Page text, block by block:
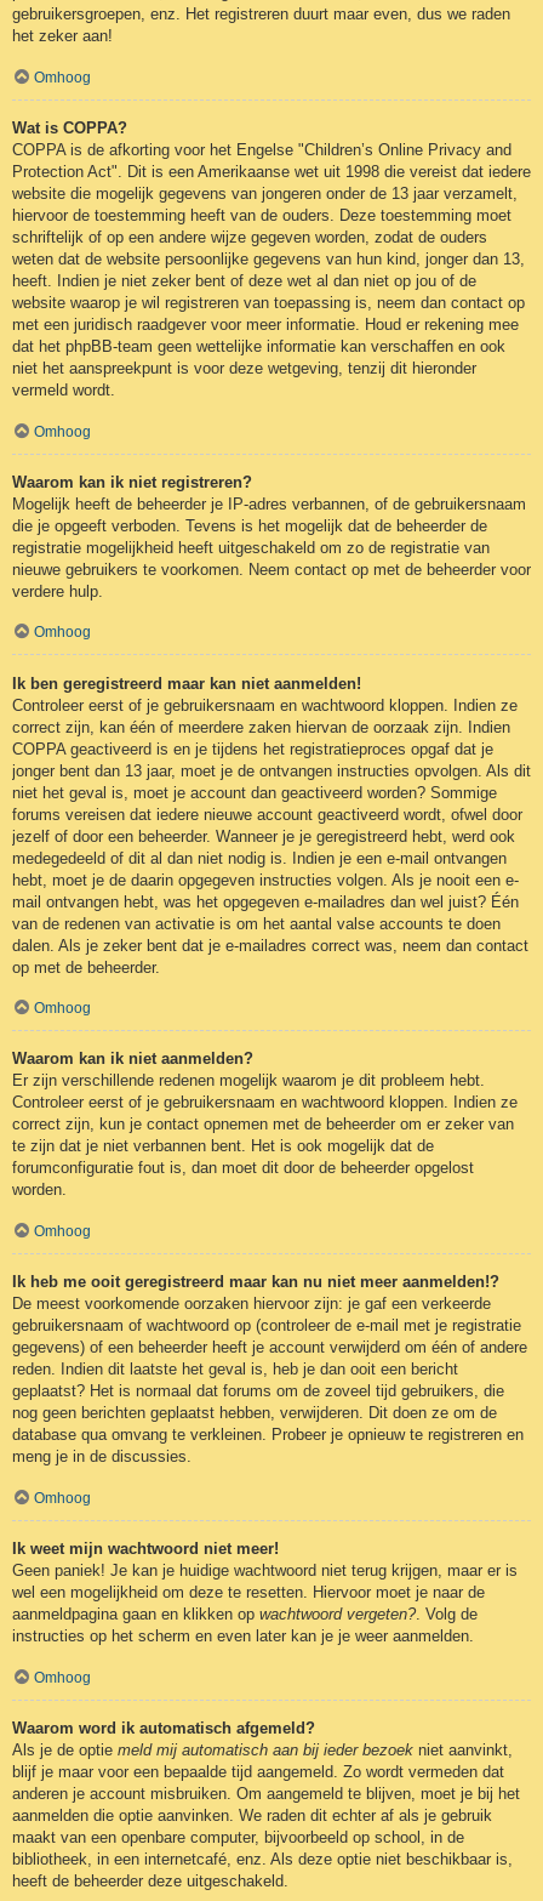
gebruikersgroepen, enz. Het registreren duurt maar even, dus we raden
het zeker aan!
Omhoog
Wat is COPPA?
COPPA is de afkorting voor het Engelse "Children’s Online Privacy and
Protection Act". Dit is een Amerikaanse wet uit 1998 die vereist dat iedere
website die mogelijk gegevens van jongeren onder de 13 jaar verzamelt,
hiervoor de toestemming heeft van de ouders. Deze toestemming moet
schriftelijk of op een andere wijze gegeven worden, zodat de ouders
weten dat de website persoonlijke gegevens van hun kind, jonger dan 13,
heeft. Indien je niet zeker bent of deze wet al dan niet op jou of de
website waarop je wil registreren van toepassing is, neem dan contact op
met een juridisch raadgever voor meer informatie. Houd er rekening mee
dat het phpBB-team geen wettelijke informatie kan verschaffen en ook
niet het aanspreekpunt is voor deze wetgeving, tenzij dit hieronder
vermeld wordt.
Omhoog
Waarom kan ik niet registreren?
Mogelijk heeft de beheerder je IP-adres verbannen, of de gebruikersnaam
die je opgeeft verboden. Tevens is het mogelijk dat de beheerder de
registratie mogelijkheid heeft uitgeschakeld om zo de registratie van
nieuwe gebruikers te voorkomen. Neem contact op met de beheerder voor
verdere hulp.
Omhoog
Ik ben geregistreerd maar kan niet aanmelden!
Controleer eerst of je gebruikersnaam en wachtwoord kloppen. Indien ze
correct zijn, kan één of meerdere zaken hiervan de oorzaak zijn. Indien
COPPA geactiveerd is en je tijdens het registratieproces opgaf dat je
jonger bent dan 13 jaar, moet je de ontvangen instructies opvolgen. Als dit
niet het geval is, moet je account dan geactiveerd worden? Sommige
forums vereisen dat iedere nieuwe account geactiveerd wordt, ofwel door
jezelf of door een beheerder. Wanneer je je geregistreerd hebt, werd ook
medegedeeld of dit al dan niet nodig is. Indien je een e-mail ontvangen
hebt, moet je de daarin opgegeven instructies volgen. Als je nooit een e-
mail ontvangen hebt, was het opgegeven e-mailadres dan wel juist? Één
van de redenen van activatie is om het aantal valse accounts te doen
dalen. Als je zeker bent dat je e-mailadres correct was, neem dan contact
op met de beheerder.
Omhoog
Waarom kan ik niet aanmelden?
Er zijn verschillende redenen mogelijk waarom je dit probleem hebt.
Controleer eerst of je gebruikersnaam en wachtwoord kloppen. Indien ze
correct zijn, kun je contact opnemen met de beheerder om er zeker van
te zijn dat je niet verbannen bent. Het is ook mogelijk dat de
forumconfiguratie fout is, dan moet dit door de beheerder opgelost
worden.
Omhoog
Ik heb me ooit geregistreerd maar kan nu niet meer aanmelden!?
De meest voorkomende oorzaken hiervoor zijn: je gaf een verkeerde
gebruikersnaam of wachtwoord op (controleer de e-mail met je registratie
gegevens) of een beheerder heeft je account verwijderd om één of andere
reden. Indien dit laatste het geval is, heb je dan ooit een bericht
geplaatst? Het is normaal dat forums om de zoveel tijd gebruikers, die
nog geen berichten geplaatst hebben, verwijderen. Dit doen ze om de
database qua omvang te verkleinen. Probeer je opnieuw te registreren en
meng je in de discussies.
Omhoog
Ik weet mijn wachtwoord niet meer!
Geen paniek! Je kan je huidige wachtwoord niet terug krijgen, maar er is
wel een mogelijkheid om deze te resetten. Hiervoor moet je naar de
aanmeldpagina gaan en klikken op wachtwoord vergeten?. Volg de
instructies op het scherm en even later kan je je weer aanmelden.
Omhoog
Waarom word ik automatisch afgemeld?
Als je de optie meld mij automatisch aan bij ieder bezoek niet aanvinkt,
blijf je maar voor een bepaalde tijd aangemeld. Zo wordt vermeden dat
anderen je account misbruiken. Om aangemeld te blijven, moet je bij het
aanmelden die optie aanvinken. We raden dit echter af als je gebruik
maakt van een openbare computer, bijvoorbeeld op school, in de
bibliotheek, in een internetcafé, enz. Als deze optie niet beschikbaar is,
heeft de beheerder deze uitgeschakeld.